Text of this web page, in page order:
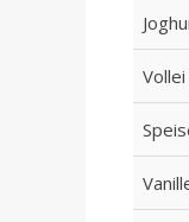
Vollei